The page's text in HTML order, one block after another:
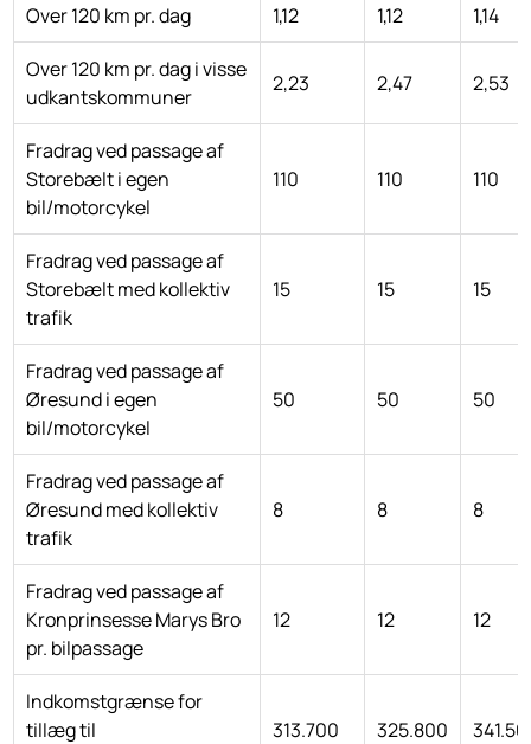
Over 120 km pr. dag 1,12 1,12 1,14
Over 120 km pr. dag i visse
udkantskommuner
2,23 2,47 2,53
Fradrag ved passage af
Storebælt i egen
bil/motorcykel
110 110 110
Fradrag ved passage af
Storebælt med kollektiv
trafik
15 15 15
Fradrag ved passage af
Øresund i egen
bil/motorcykel
50 50 50
Fradrag ved passage af
Øresund med kollektiv
trafik
8 8 8
Fradrag ved passage af
Kronprinsesse Marys Bro
pr. bilpassage
12 12 12
Indkomstgrænse for
tillæg til
313.700 325.800